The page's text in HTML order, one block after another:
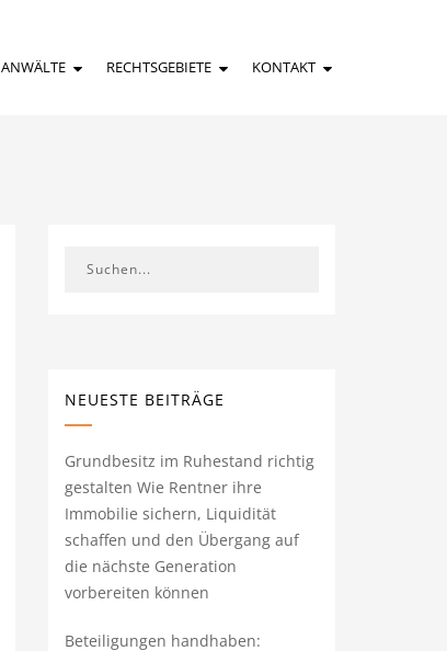
ANWÄLTE RECHTSGEBIETE KONTAKT
NEUESTE BEITRÄGE
Grundbesitz im Ruhestand richtig
gestalten Wie Rentner ihre
Immobilie sichern, Liquidität
schaffen und den Übergang auf
die nächste Generation
vorbereiten können
Beteiligungen handhaben: